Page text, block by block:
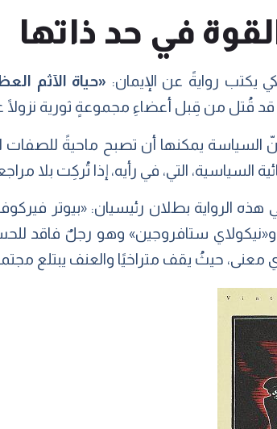
في حد ذاتها
يكتب روايةً عن الإيمان: «حياة الآثم
قُتل من قِبل أعضاءِ مجموعةٍ ثورية نزولًا
يمكنها أن تصبح ماحيةً للصفات
السياسية، التي، في رأيه، إذا تُركِت بلا
هذه الرواية بطلان رئيسيان: «بيوتر
ستافروجين» وهو رجلٌ فاقد
معنى، حيثُ يقف متراخيًا والعنف يبتلع